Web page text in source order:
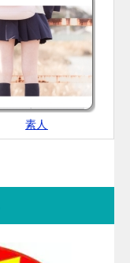
素人